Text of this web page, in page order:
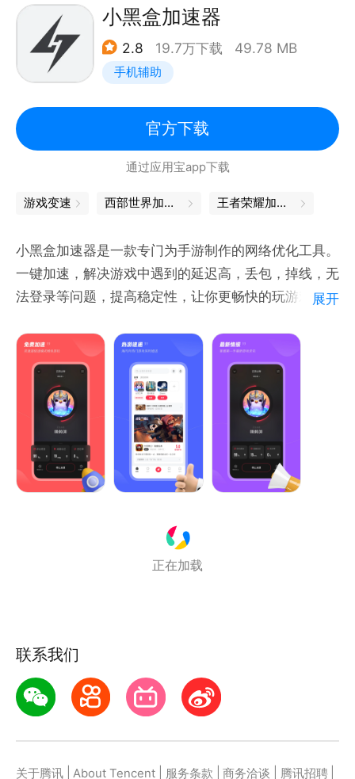
【海量游戏，专业加速】支持多游戏加速，体验游戏超
快感！可以根据自己的喜好去选择到相关的游戏。
【游戏辅助，绿色安全】适配多种类游戏，精小,快
速，操作简单，绿色，免费。
小黑盒加速器
2.8 19.7万下载 49.78 MB
手机辅助
官方下载
通过应用宝app下载
游戏变速 西部世界加速器 王者荣耀加速器
小黑盒加速器是一款专门为手游制作的网络优化工具。
一键加速，解决游戏中遇到的延迟高，丢包，掉线，无
法登录等问题，提高稳定性，让你更畅快的玩游戏。应
【一键加速】
无需登录，一键加速
【优选线路】
联系我们
展开
正在加载
联系我们
关于腾讯 About Tencent 服务条款 商务洽谈 腾讯招聘